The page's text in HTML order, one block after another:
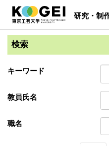
研究・制
検索
キーワード
教員氏名
職名